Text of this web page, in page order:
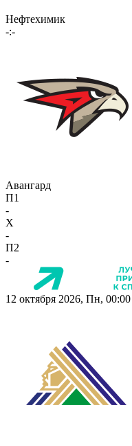
Нефтехимик
-:-
Авангард
П1
-
X
-
П2
-
12 октября 2026, Пн, 00:00